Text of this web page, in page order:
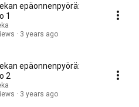
epäonnenpyörä:
1
3 years ago
epäonnenpyörä:
2
3 years ago